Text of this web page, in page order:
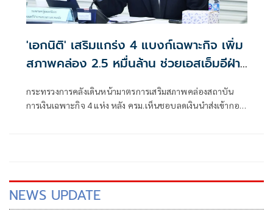
'เอกนิติ' เสริมแกร่ง 4 แบงก์เฉพาะกิจ เพิ่ม
สภาพคล่อง 2.5 หมื่นล้าน ช่วยเอสเอ็มอีฝ่า
กระทรวงการคลังเดินหน้ามาตรการเสริมสภาพคล่องสถาบัน
การเงินเฉพาะกิจ 4 แห่ง หลัง ครม.เห็นชอบลดเงินนำส่งเข้ากอง
NEWS UPDATE